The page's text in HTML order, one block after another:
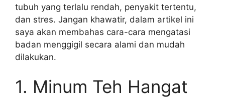
tubuh yang terlalu rendah, penyakit tertentu,
dan stres. Jangan khawatir, dalam artikel ini
saya akan membahas cara-cara mengatasi
badan menggigil secara alami dan mudah
dilakukan.
1. Minum Teh Hangat